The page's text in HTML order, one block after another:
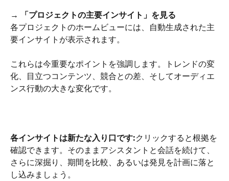
→ 「プロジェクトの主要インサイト」を見る
各プロジェクトのホームビューには、自動生成された主
要インサイトが表示されます。
これらは今重要なポイントを強調します。トレンドの変
化、目立つコンテンツ、競合との差、そしてオーディエ
ンス行動の大きな変化です。
各インサイトは新たな入り口です:クリックすると根拠を
確認できます。そのままアシスタントと会話を続けて、
さらに深掘り、期間を比較、あるいは発見を計画に落と
し込みましょう。